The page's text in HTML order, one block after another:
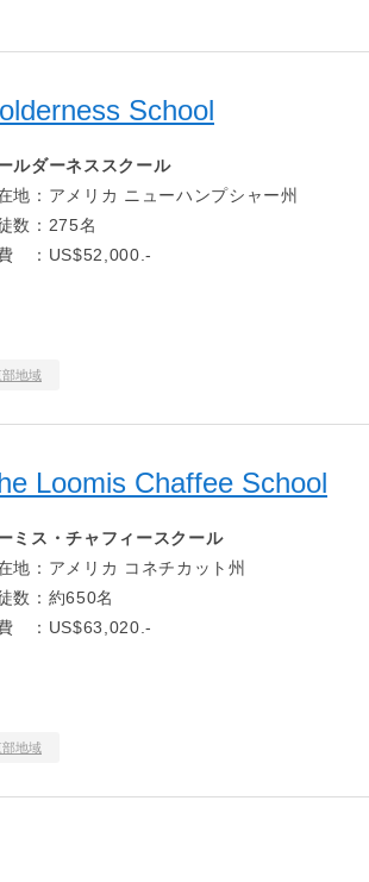
School
ルダーネススクール
地：アメリカ ニューハンプシャー州
数：275名
：US$52,000.-
地域
Loomis Chaffee School
ミス・チャフィースクール
地：アメリカ コネチカット州
数：約650名
：US$63,020.-
地域